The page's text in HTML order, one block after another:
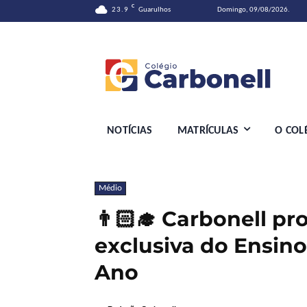
23.9 C Guarulhos Domingo, 09/08/2026.
NOTÍCIAS MATRÍCULAS O
Médio
👨🏻‍🎓 Carbonell
exclusiva do
Ano